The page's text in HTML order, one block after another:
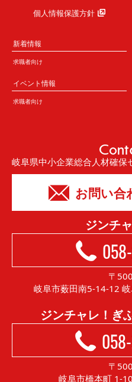
個人情報保護方針
新着情報
求職者向け
イベント情報
求職者向け
岐阜県中小企業総合人材確保
お問い合
ジンチ
〒
岐阜市薮田南5-14-12
ジンチャレ！ぎ
〒
岐阜市橋本町 1-